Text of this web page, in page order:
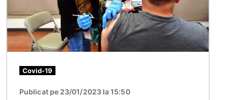
Covid-19
Publicat pe 23/01/2023 la 15:50